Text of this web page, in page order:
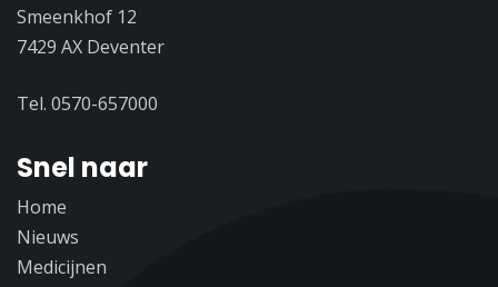
Smeenkhof 12
7429 AX Deventer
Tel. 0570-657000
Snel naar
Home
Nieuws
Medicijnen